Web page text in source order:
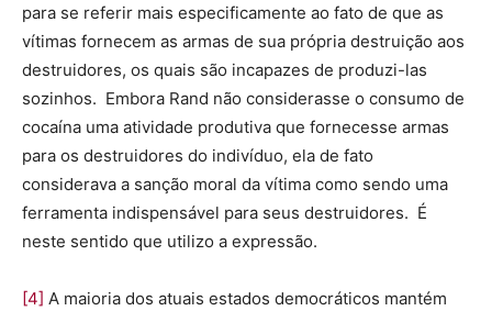
para se referir mais especificamente ao fato de que as
vítimas fornecem as armas de sua própria destruição aos
destruidores, os quais são incapazes de produzi-las
sozinhos. Embora Rand não considerasse o consumo de
cocaína uma atividade produtiva que fornecesse armas
para os destruidores do indivíduo, ela de fato
considerava a sanção moral da vítima como sendo uma
ferramenta indispensável para seus destruidores. É
neste sentido que utilizo a expressão.
[4] A maioria dos atuais estados democráticos mantém